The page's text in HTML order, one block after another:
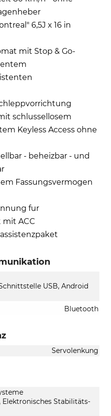
6,5J x 16 in
mit Stop & Go-
schlussellosem
Keyless Access ohne
- beheizbar - und
Fassungsvermogen
fur
mit ACC
USB, Android
Bluetooth
Servolenkung
Stabilitäts-